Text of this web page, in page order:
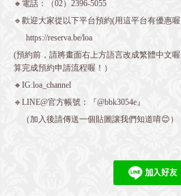
🔸電話：（02）2396-5055
🔹歡迎大家從以下平台預約(用這平台有優惠
https://reserva.be/loa
(預約前，請將畫面右上方語言改成繁體中文
算完成預約申請流程喔！）
🔸IG:loa_channel
🔹LINE@官方帳號：『@bbk3054e』
（加入後請傳送一個貼圖讓我們知道唷😊）